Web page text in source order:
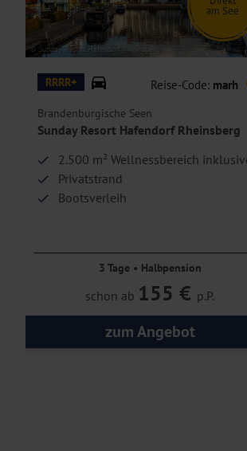
© Sunday Resort Hafendorf Rheinsberg
am See
RRRR+ Reise-Code: marh
Brandenburgische Seen
Sunday Resort Hafendorf Rheinsberg
2.500 m² Wellnessbereich
Privatstrand
Bootsverleih
3 Tage • Halbpension
schon ab 155 € p.P.
zum Angebot